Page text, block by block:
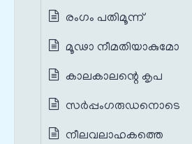
രംഗം പതിമൂന്ന്
മൂഢാ നീമതിയാകുമോ
കാലകാലന്റെ കൃപ
സർപ്പംഗരുഡനൊടെ
നീലവലാഹകത്തെ